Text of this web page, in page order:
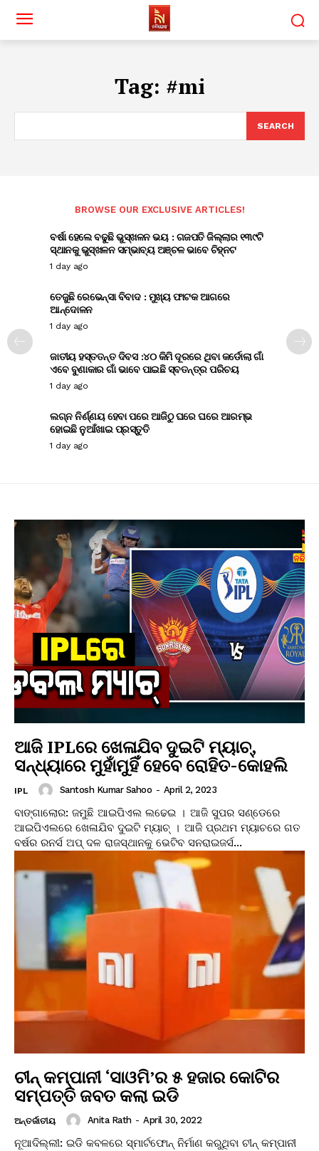
Tag: #mi
SEARCH
BROWSE OUR EXCLUSIVE ARTICLES!
ବର୍ଷା ହେଲେ ବଢୁଛି ଭୁସ୍ଖଳନ ଭୟ : ଗଜପତି ଜିଲ୍ଲାର ୧୩୯ଟି
ସ୍ଥାନକୁ ଭୁସ୍ଖଳନ ସମ୍ଭାବ୍ୟ ଅଞ୍ଚଳ ଭାବେ ଚିହ୍ନଟ
1 day ago
ତେଜୁଛି ରେଭେନ୍ସା ବିବାଦ : ମୁଖ୍ୟ ଫାଟକ ଆଗରେ
ଆନ୍ଦୋଳନ
1 day ago
ଜାତୀୟ ହସ୍ତତନ୍ତ ଦିବସ :୪୦ କିମି ଦୂରରେ ଥିବା କର୍ଡୋଲା ଗାଁ
ଏବେ ବୁଣାକାର ଗାଁ ଭାବେ ପାଇଛି ସ୍ବତନ୍ତ୍ର ପରିଚୟ
1 day ago
ଲଗ୍ନ ନିର୍ଣ୍ଣୟ ହେବା ପରେ ଆଜିଠୁ ଘରେ ଘରେ ଆରମ୍ଭ
ହୋଇଛି ନୁଆଁଖାଇ ପ୍ରସ୍ତୁତି
1 day ago
ଆଜି IPLରେ ଖେଳାଯିବ ଦୁଇଟି ମ୍ୟାଚ୍,
ସନ୍ଧ୍ୟାରେ ମୁହାଁମୁହିଁ ହେବେ ରୋହିତ-କୋହଲି
IPL Santosh Kumar Sahoo - April 2, 2023
ବାଙ୍ଗାଲୋର: ଜମୁଛି ଆଇପିଏଲ ଲଢେଇ । ଆଜି ସୁପର ସଣ୍ଡେରେ
ଆଇପିଏଲରେ ଖେଳାଯିବ ଦୁଇଟି ମ୍ୟାଚ୍ । ଆଜି ପ୍ରଥମ ମ୍ୟାଚରେ ଗତ
ବର୍ଷର ରନର୍ସ ଅପ୍ ଦଳ ରାଜସ୍ଥାନକୁ ଭେଟିବ ସନରାଇଜର୍ସ...
ଚୀନ୍‌ କମ୍ପାନୀ ‘ସାଓମି’ର ୫ ହଜାର କୋଟିର
ସମ୍ପତ୍ତି ଜବତ କଲା ଇଡି
ଅନ୍ତର୍ଜାତୀୟ Anita Rath - April 30, 2022
ନୂଆଦିଲ୍ଲୀ: ଇଡି କବଳରେ ସ୍ମାର୍ଟଫୋନ୍‌ ନିର୍ମାଣ କରୁଥିବା ଚୀନ୍‌ କମ୍ପାନୀ